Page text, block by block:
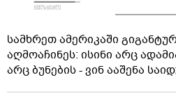
სამხრეთ ამერიკაში
აღმოაჩინეს: ისინი არც
არც ბუნების - ვინ ააშენა